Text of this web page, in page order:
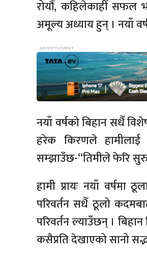
रोयौँ, कहिलेकाहीँ सफल
अमूल्य अध्याय हुन् । नयाँ
नयाँ वर्षको बिहान सधैँ
हरेक किरणले
सम्झाउँछ-“तिमीले फेरि सुरु
हामी प्रायः नयाँ
परिवर्तन सधैँ ठूलो
परिवर्तन ल्याउँछन् ।
कसैप्रति देखाएको सानो